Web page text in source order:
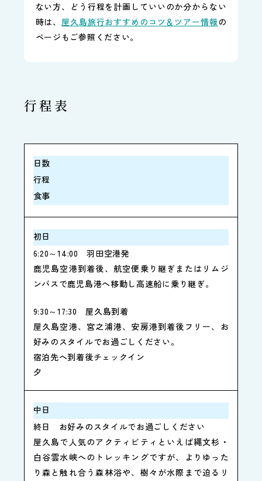
ない方、どう行程を計画していいのか分からない
時は、屋久島旅行おすすめのコツ＆ツアー情報の
ページもご参照ください。
行程表
日数
行程
食事
初日
6:20～14:00
羽田空港発
鹿児島空港到着後、航空便乗り継ぎまたはリムジ
ンバスで鹿児島港へ移動し高速船に乗り継ぎ。
9:30～17:30
屋久島到着
屋久島空港、宮之浦港、安房港到着後フリー、お
好みのスタイルでお過ごしください。
宿泊先へ到着後チェックイン
夕
中日
終日
お好みのスタイルでお過ごしください
屋久島で人気のアクティビティといえば縄文杉・
白谷雲水峡へのトレッキングですが、よりゆった
り森と触れ合う森林浴や、樹々が水際まで迫るリ